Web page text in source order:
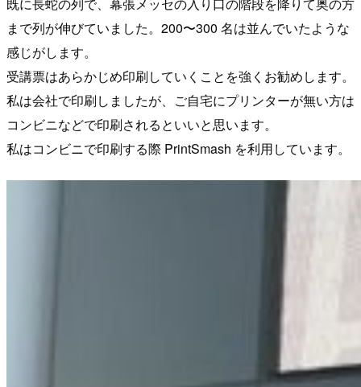
既に長蛇の列で、幕張メッセの入り口の階段を降りて奥の方
まで列が伸びていました。200〜300 名は並んでいたような
感じがします。
受講票はあらかじめ印刷していくことを強くお勧めします。
私は会社で印刷しましたが、ご自宅にプリンターが無い方は
コンビニなどで印刷されるといいと思います。
私はコンビニで印刷する際 PrintSmash を利用しています。